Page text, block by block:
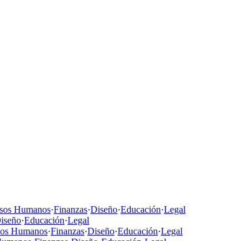
Humanos·Finanzas·Diseño·Educación·Legal
·Educación·Legal
Humanos·Finanzas·Diseño·Educación·Legal